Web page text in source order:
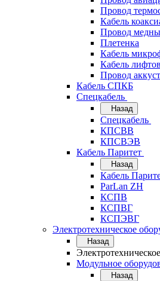
Провод
Кабель
Провод
Плетенка
Кабель
Кабель
Провод
Кабель СПКБ
Спецкабель
Назад
Спецкабель
КПСВВ
КПСВЭВ
Кабель Паритет
Назад
Кабель
ParLan ZH
КСПВ
КСПВГ
КСПЭВГ
Электротехническое
Назад
Модульное
Назад